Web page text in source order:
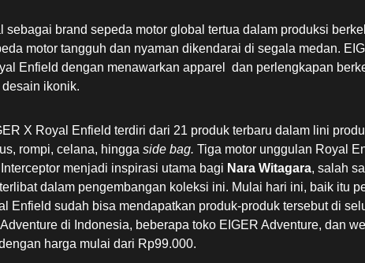
sebagai brand sepeda motor global tertua dalam produksi
motor tangguh dan nyaman dikendarai di segala medan.
Enfield dengan menawarkan apparel dan perlengkapan
ikonik.
X Royal Enfield terdiri dari 21 produk terbaru dalam lini
rompi, celana, hingga side bag. Tiga motor unggulan Royal
menjadi inspirasi utama bagi Nara Witagara, salah
dalam pengembangan koleksi ini. Mulai hari ini, baik itu
Enfield sudah bisa mendapatkan produk-produk tersebut di
di Indonesia, beberapa toko EIGER Adventure, dan
harga mulai dari Rp99.000.